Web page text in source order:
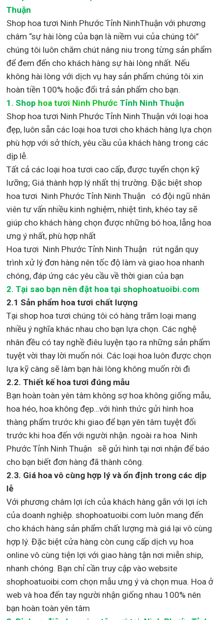
Thuận
Shop hoa tươi Ninh Phước Tỉnh NinhThuận với phương
châm “sự hài lòng của bạn là niềm vui của chúng tôi”
chúng tôi luôn chăm chút nâng niu trong từng sản phẩm
để đem đến cho khách hàng sự hài lòng nhất. Nếu
không hài lòng với dịch vụ hay sản phẩm chúng tôi xin
hoàn tiền 100% hoặc đổi trả sản phẩm cho bạn.
1.Shop hoa tươi Ninh Phước Tỉnh Ninh Thuận
Shop hoa tươi Ninh Phước Tỉnh Ninh Thuận với loại hoa
đẹp, luôn sẵn các loại hoa tươi cho khách hàng lựa chọn
phù hợp với sở thích, yêu cầu của khách hàng trong các
dịp lễ.
Tất cả các loại hoa tươi cao cấp, được tuyển chọn kỹ
lưỡng; Giá thành hợp lý nhất thị trường. Đặc biệt shop
hoa tươi Ninh Phước Tỉnh Ninh Thuận
có đội ngũ nhân
viên tư vấn nhiều kinh nghiệm, nhiệt tình, khéo tay sẽ
giúp cho khách hàng chọn được những bó hoa, lẵng hoa
ưng ý nhất, phù hợp nhất
Hoa tươi Ninh Phước Tỉnh Ninh Thuận rút ngắn quy
trình xử lý đơn hàng nên tốc độ làm và giao hoa nhanh
chóng, đáp ứng các yêu cầu về thời gian của bạn
2. Tại sao bạn nên đặt hoa tại shophoatuoibi.com
2.1 Sản phẩm hoa tươi chất lượng
Tại shop hoa tươi chúng tôi có hàng trăm loại mang
nhiều ý nghĩa khác nhau cho bạn lựa chọn. Các nghệ
nhân đều có tay nghề điêu luyện tạo ra những sản phẩm
tuyệt vời thay lời muốn nói. Các loại hoa luôn được chọn
lựa kỹ càng sẽ làm bạn hài lòng không muốn rời đi
2.2. Thiết kế hoa tươi đúng mẫu
Bạn hoàn toàn yên tâm không sợ hoa không giống mẫu,
hoa héo, hoa không đẹp…với hình thức gửi hình hoa
thàng phẩm trước khi giao để bạn yên tâm tuyệt đối
trước khi hoa đến với người nhận. ngoài ra hoa Ninh
Phước Tỉnh Ninh Thuận sẽ gửi hình tại nơi nhận để báo
cho bạn biết đơn hàng đã thành công.
2.3. Giá hoa vô cùng hợp lý và ổn định trong các dịp
lễ
Với phương châm lợi ích của khách hàng gắn với lợi ích
của doanh nghiệp. shophoatuoibi.com luôn mang đến
cho khách hàng sản phẩm chất lượng mà giá lại vô cùng
hợp lý. Đặc biệt cửa hàng còn cung cấp dịch vụ hoa
online vô cùng tiện lợi với giao hàng tận nơi miễn ship,
nhanh chóng. Bạn chỉ cần truy cập vào website
shophoatuoibi.com chọn mẫu ưng ý và chọn mua. Hoa ở
web và hoa đến tay người nhận giống nhau 100% nên
bạn hoàn toàn yên tâm